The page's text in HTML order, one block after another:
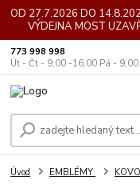
OD 27.7.2026 DO
VÝDEJNA MOST
773 998 998
Út - Čt - 9,00 -16,00 Pá -
Úvod EMBLÉMY